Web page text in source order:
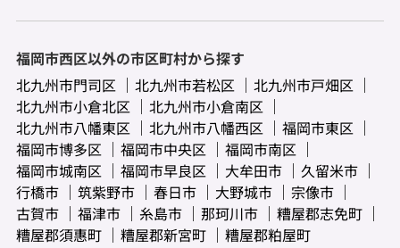
福岡市西区以外の市区町村から探す
北九州市門司区
北九州市若松区
北九州市戸畑区
北九州市小倉北区
北九州市小倉南区
北九州市八幡東区
北九州市八幡西区
福岡市東区
福岡市博多区
福岡市中央区
福岡市南区
福岡市城南区
福岡市早良区 大牟田市
久留米市
行橋市
筑紫野市 春日市 大野城市
宗像市
古賀市
福津市 糸島市 那珂川市
糟屋郡志免町
糟屋郡須惠町
糟屋郡新宮町 糟屋郡粕屋町